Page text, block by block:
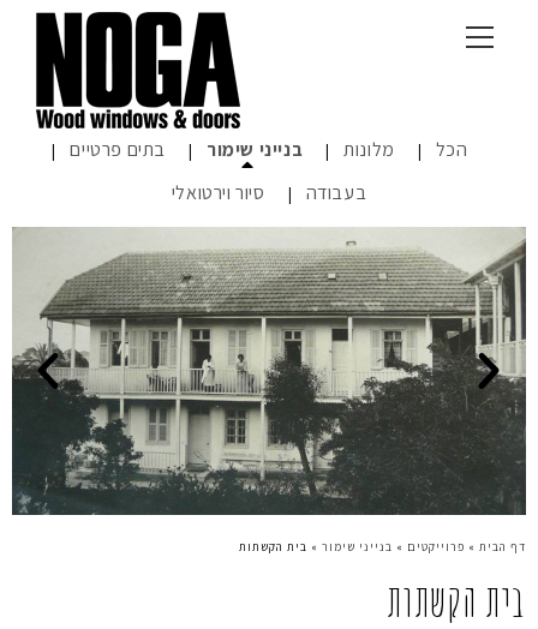
הכל מלונות בנייני שימור
בתים פרטיים
בעבודה
סיור וירטואלי
דף הבית » פרוייקטים » בנייני שימור » בית הקשתות
בית הקשתות